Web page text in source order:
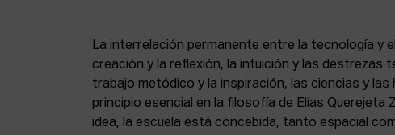
La interrelación permanente entre la tecnología y
creación y la reflexión, la intuición y las destrezas
trabajo metódico y la inspiración, las ciencias y las
principio esencial en la filosofía de Elías Querejeta
idea, la escuela está concebida, tanto espacial